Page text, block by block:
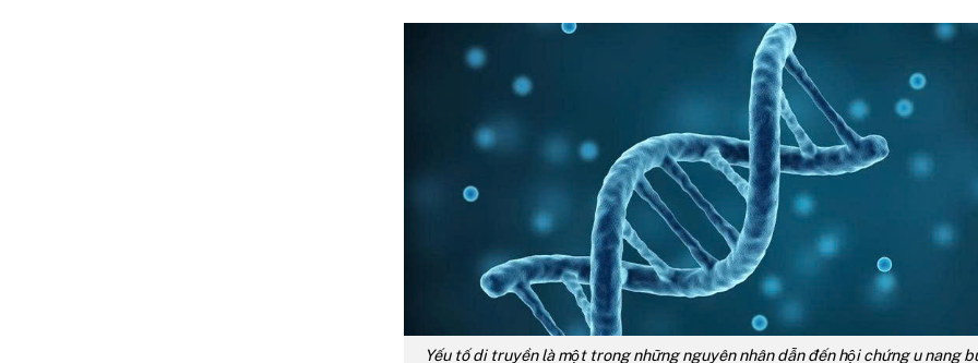
Yếu tố di truyền là một trong những nguyên nhân dẫn đến hội chứng u nang